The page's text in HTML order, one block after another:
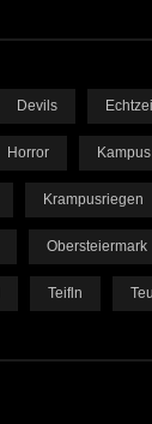
Devils
Horror Kampus
Krampusriegen
Obersteiermark
Teifln